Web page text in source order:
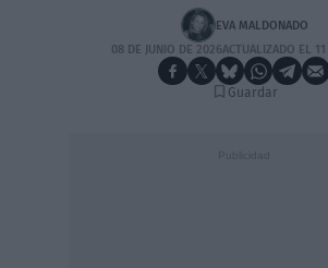
EVA MALDONADO
08 DE JUNIO DE 2026ACTUALIZADO EL 11
Guardar